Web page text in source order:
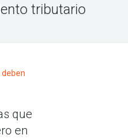
tributario
que
en